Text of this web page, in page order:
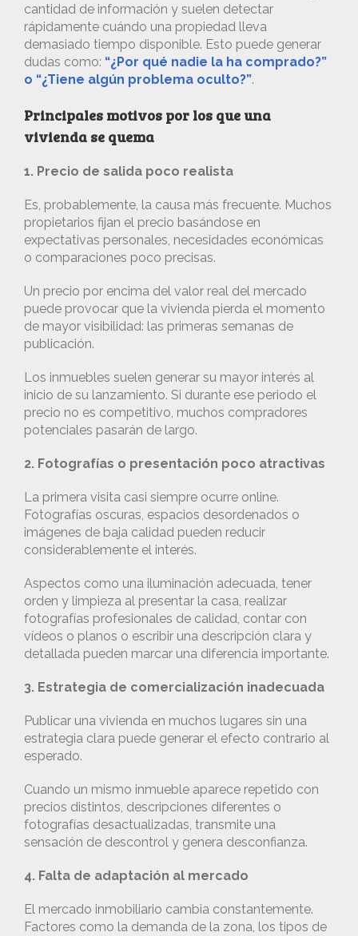
cantidad de información y suelen detectar
rápidamente cuándo una propiedad lleva
demasiado tiempo disponible. Esto puede generar
dudas como: “¿Por qué nadie la ha comprado?”
o “¿Tiene algún problema oculto?”.
Principales motivos por los que una
vivienda se quema
1. Precio de salida poco realista
Es, probablemente, la causa más frecuente. Muchos
propietarios fijan el precio basándose en
expectativas personales, necesidades económicas
o comparaciones poco precisas.
Un precio por encima del valor real del mercado
puede provocar que la vivienda pierda el momento
de mayor visibilidad: las primeras semanas de
publicación.
Los inmuebles suelen generar su mayor interés al
inicio de su lanzamiento. Si durante ese periodo el
precio no es competitivo, muchos compradores
potenciales pasarán de largo.
2. Fotografías o presentación poco atractivas
La primera visita casi siempre ocurre online.
Fotografías oscuras, espacios desordenados o
imágenes de baja calidad pueden reducir
considerablemente el interés.
Aspectos como una iluminación adecuada, tener
orden y limpieza al presentar la casa, realizar
fotografías profesionales de calidad, contar con
vídeos o planos o escribir una descripción clara y
detallada pueden marcar una diferencia importante.
3. Estrategia de comercialización inadecuada
Publicar una vivienda en muchos lugares sin una
estrategia clara puede generar el efecto contrario al
esperado.
Cuando un mismo inmueble aparece repetido con
precios distintos, descripciones diferentes o
fotografías desactualizadas, transmite una
sensación de descontrol y genera desconfianza.
4. Falta de adaptación al mercado
El mercado inmobiliario cambia constantemente.
Factores como la demanda de la zona, los tipos de